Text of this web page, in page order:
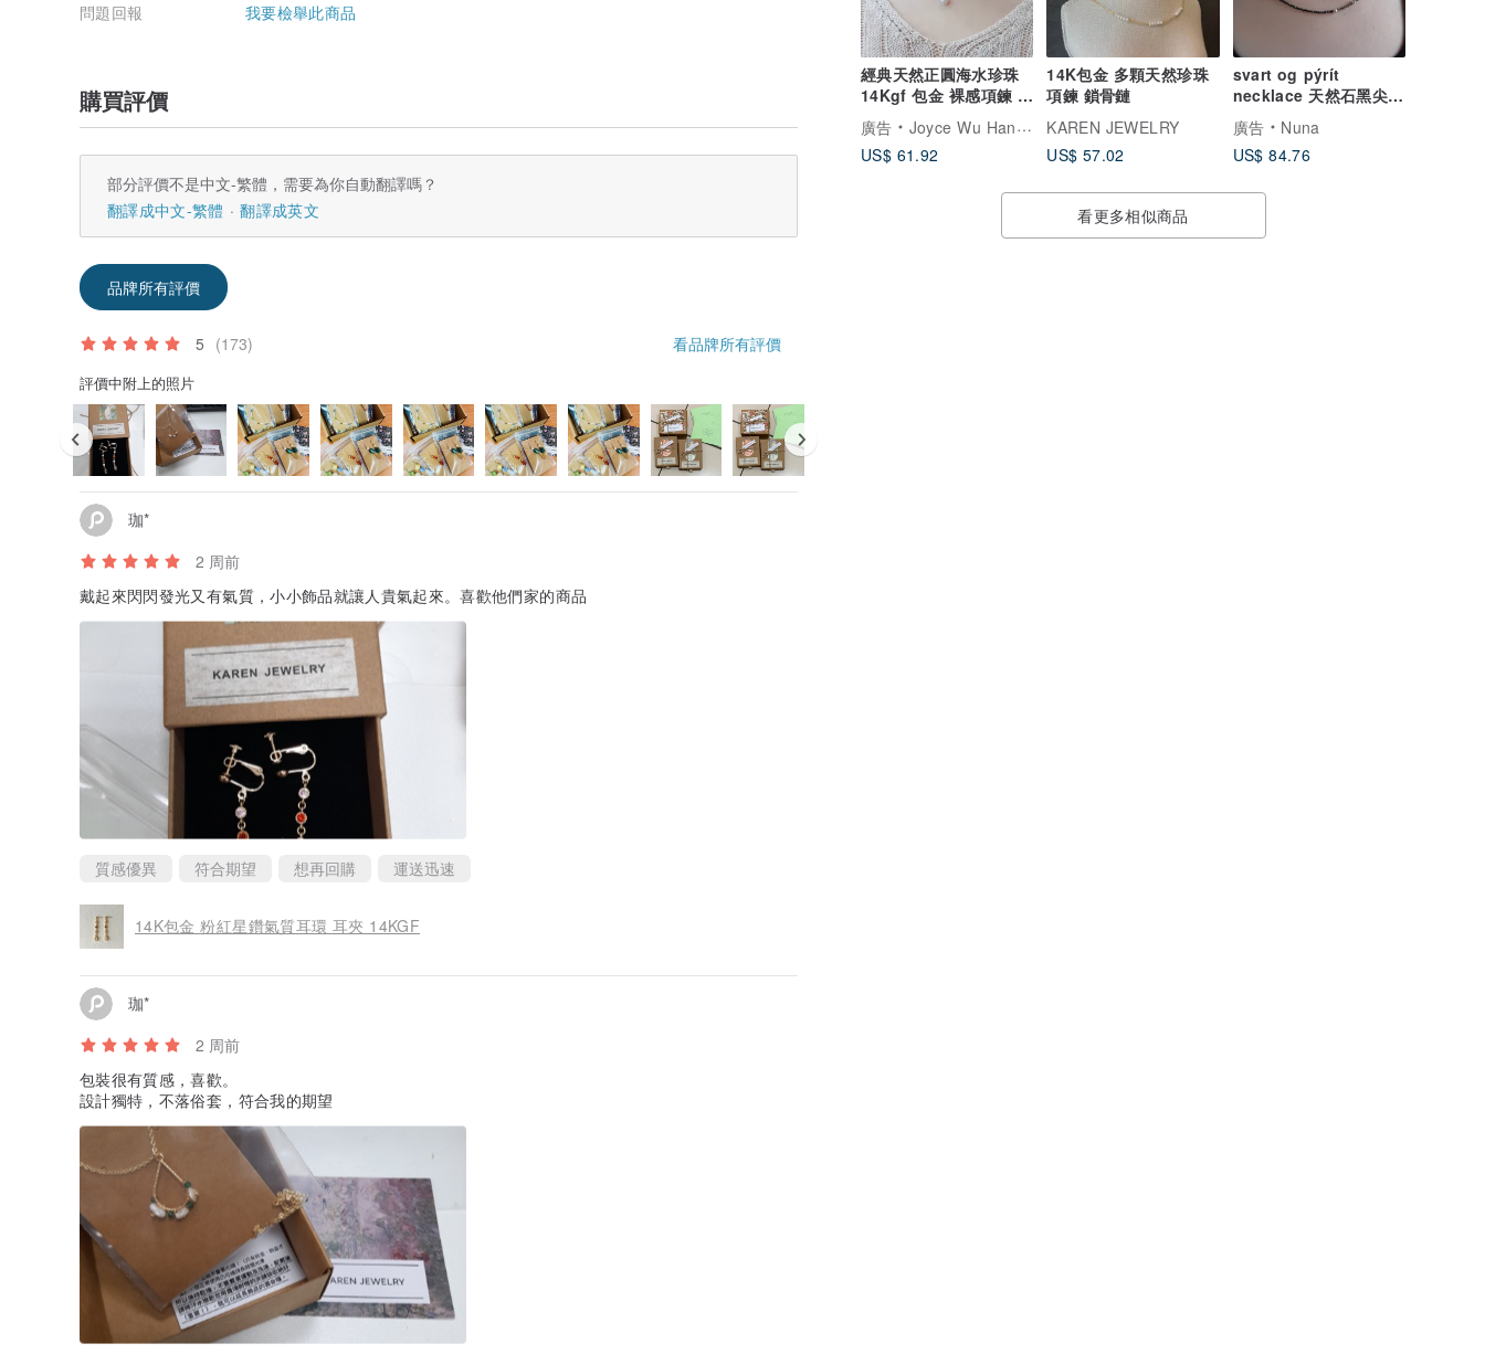
經典天然正圓海水珍珠
14Kgf 包金 裸感項鍊 鎖
骨鍊 客製化禮物
廣告
Joyce Wu Handmade Jewelry
US$ 61.92
14K包金 多顆天然珍珠
項鍊 鎖骨鏈
KAREN JEWELRY
US$ 57.02
svart og pýrít
necklace 天然石黑尖晶
石 黃鐵礦 / 純銀 串珠
廣告
Nuna
US$ 84.76
看更多相似商品
問題回報 我要檢舉此商品
購買評價
部分評價不是中文-繁體，需要為你自動翻譯嗎？
翻譯成中文-繁體
翻譯成英文
品牌所有評價
5 (173) 看品牌所有評價
評價中附上的照片
珈*
2 周前
戴起來閃閃發光又有氣質，小小飾品就讓人貴氣起來。喜歡他們家的商品
質感優異 符合期望 想再回購 運送迅速
14K包金 粉紅星鑽氣質耳環 耳夾 14KGF
珈*
2 周前
包裝很有質感，喜歡。
設計獨特，不落俗套，符合我的期望